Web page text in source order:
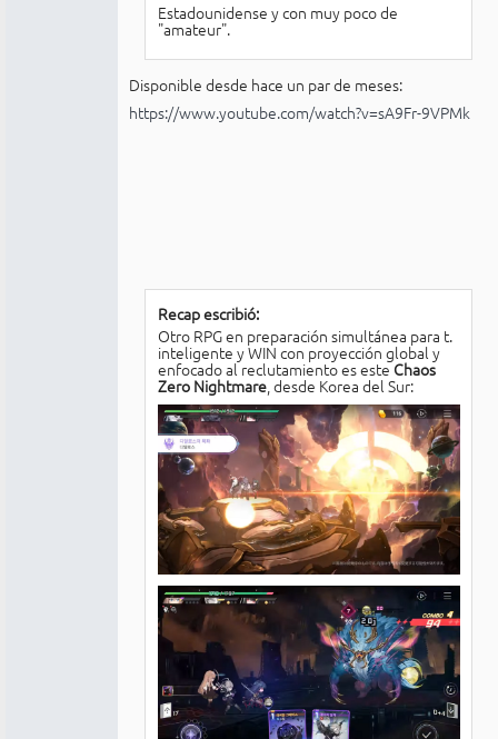
Estadounidense y con muy poco de
"amateur".
Disponible desde hace un par de meses:
https://www.youtube.com/watch?v=sA9Fr-9VPMk
Recap escribió:
Otro RPG en preparación simultánea para t.
inteligente y WIN con proyección global y
enfocado al reclutamiento es esteChaos
Zero Nightmare, desde Korea del Sur: